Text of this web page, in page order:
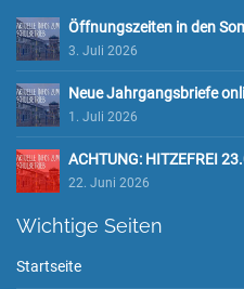
Öffnungszeiten in den
3. Juli 2026
Neue Jahrgangsbriefe
1. Juli 2026
ACHTUNG: HITZEFREI
22. Juni 2026
Wichtige Seiten
Startseite